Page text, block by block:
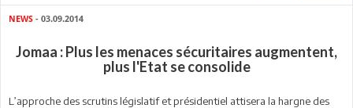
NEWS - 03.09.2014
Jomaa : Plus les menaces sécuritaires augmentent,
plus l'Etat se consolide
L’approche des scrutins législatif et présidentiel attisera la hargne des